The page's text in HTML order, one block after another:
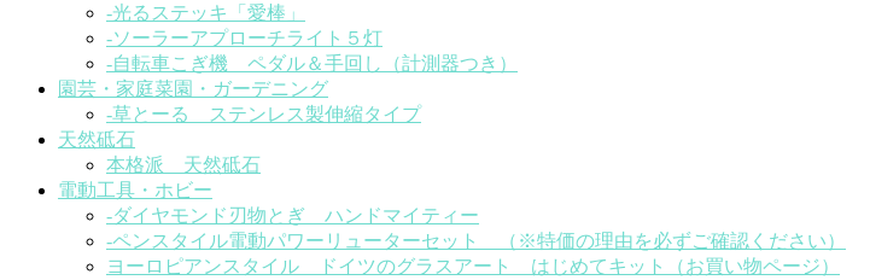
-光るステッキ「愛棒」
-ソーラーアプローチライト５灯
-自転車こぎ機 ペダル＆手回し（計測器つき）
園芸・家庭菜園・ガーデニング
-草とーる ステンレス製伸縮タイプ
天然砥石
本格派 天然砥石
電動工具・ホビー
-ダイヤモンド刃物とぎ ハンドマイティー
-ペンスタイル電動パワーリューターセット （※特価の理由を必ずご確認ください）
ヨーロピアンスタイル ドイツのグラスアート はじめてキット（お買い物ページ）